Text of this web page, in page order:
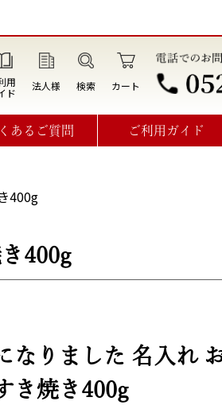
用
ド
法人様 検索 カート
あるご質問 ご利用ガイド
400g
400g
なりました 名入れ
き焼き400g